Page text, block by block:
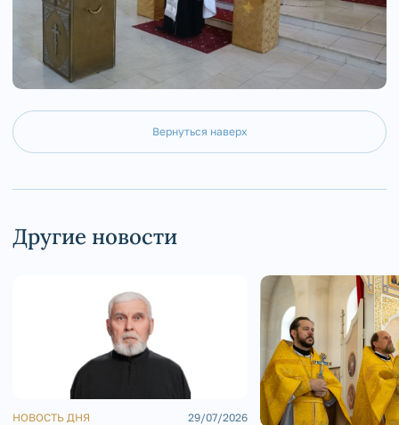
Вернуться наверх
Другие новости
НОВОСТЬ ДНЯ
29/07/2026